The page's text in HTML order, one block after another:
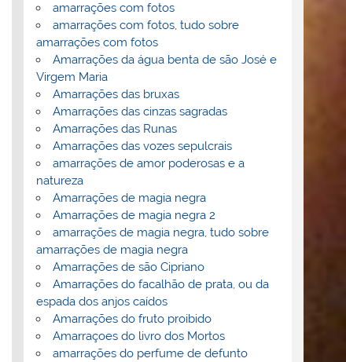
amarrações com fotos
amarrações com fotos, tudo sobre
amarrações com fotos
Amarrações da água benta de são José e
Virgem Maria
Amarrações das bruxas
Amarrações das cinzas sagradas
Amarrações das Runas
Amarrações das vozes sepulcrais
amarrações de amor poderosas e a
natureza
Amarrações de magia negra
Amarrações de magia negra 2
amarrações de magia negra, tudo sobre
amarrações de magia negra
Amarrações de são Cipriano
Amarrações do facalhão de prata, ou da
espada dos anjos caídos
Amarrações do fruto proibido
Amarraçoes do livro dos Mortos
amarrações do perfume de defunto